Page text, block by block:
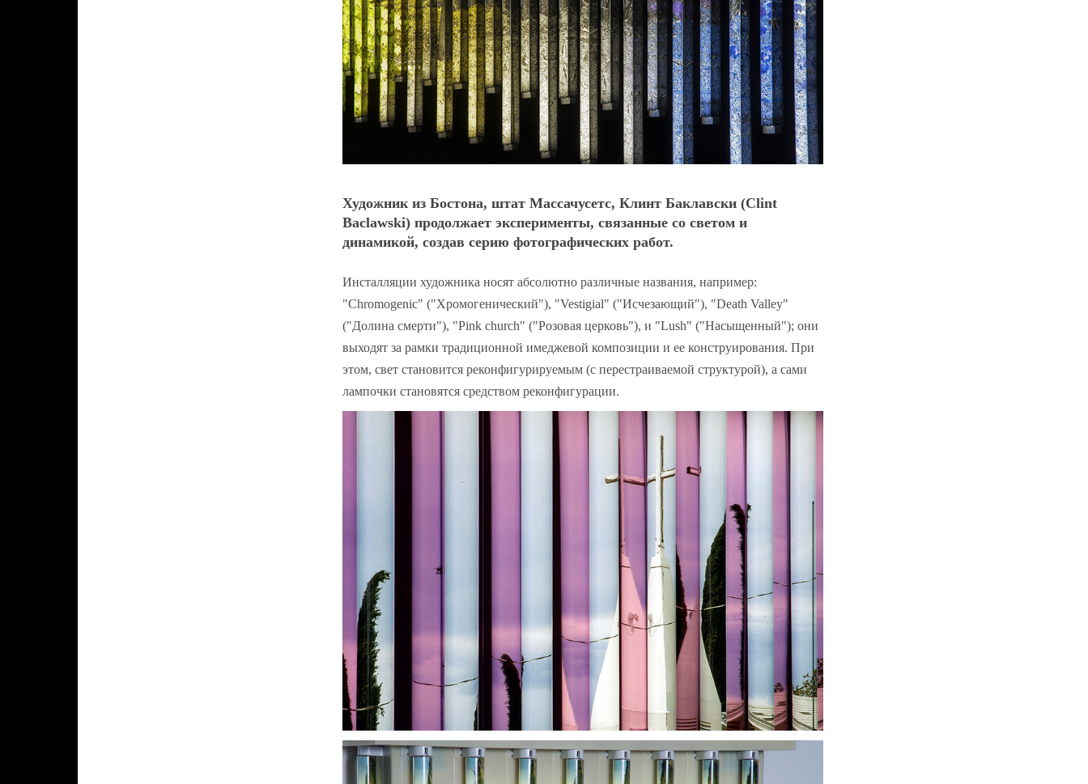
Художник из Бостона, штат Массачусетс, Клинт Баклавски (Clint
Baclawski) продолжает эксперименты, связанные со светом и
динамикой, создав серию фотографических работ.
Инсталляции художника носят абсолютно различные названия, например:
"Chromogenic" ("Хромогенический"), "Vestigial" ("Исчезающий"), "Death Valley"
("Долина смерти"), "Pink church" ("Розовая церковь"), и "Lush" ("Насыщенный"); они
выходят за рамки традиционной имеджевой композиции и ее конструирования. При
этом, свет становится реконфигурируемым (с перестраиваемой структурой), а сами
лампочки становятся средством реконфигурации.